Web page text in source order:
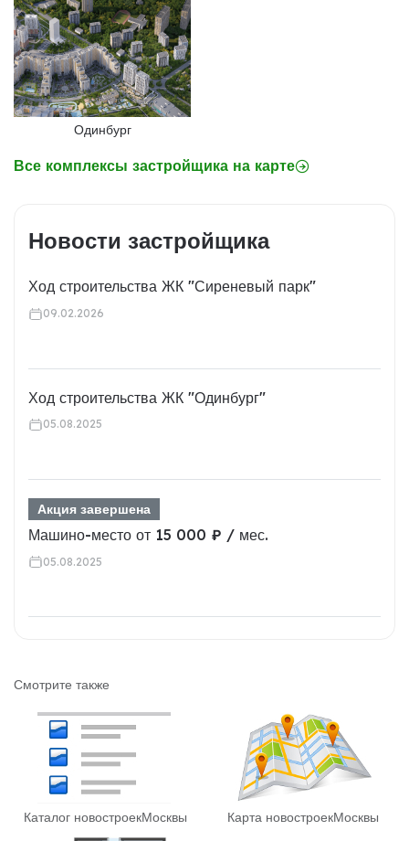
Одинбург
Все комплексы застройщика на карте
Новости застройщика
Ход строительства ЖК "Сиреневый парк"
09.02.2026
Ход строительства ЖК "Одинбург"
05.08.2025
Акция завершена
Машино-место от 15 000 ₽ / мес.
05.08.2025
Смотрите также
Каталог новостроекМосквы Карта новостроекМосквы